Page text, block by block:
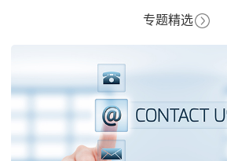
专题精选